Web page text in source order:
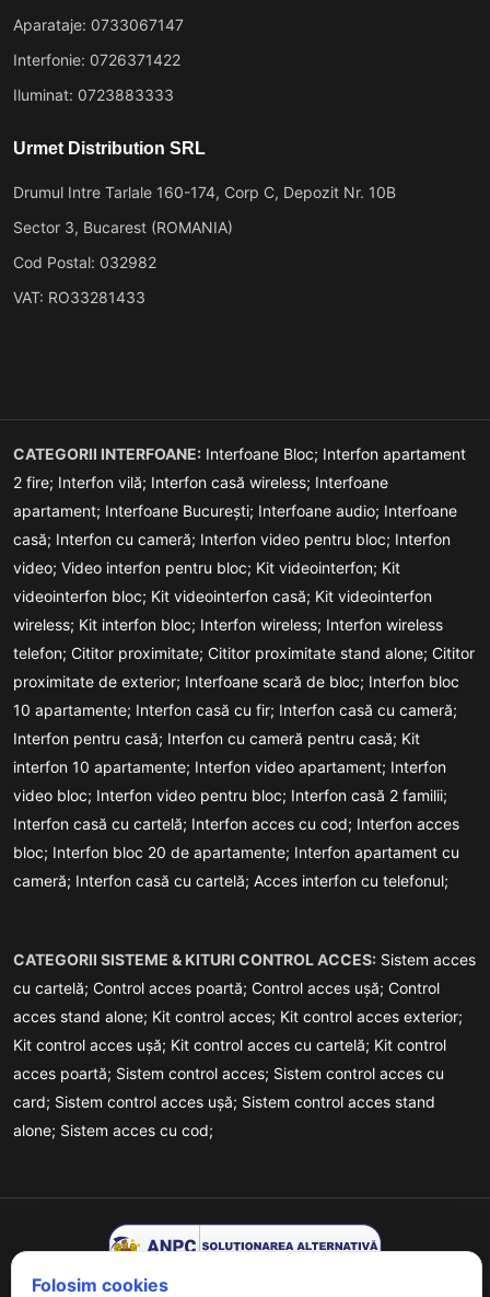
Aparataje: 0733067147
Interfonie: 0726371422
Iluminat: 0723883333
Urmet Distribution SRL
Drumul Intre Tarlale 160-174, Corp C, Depozit Nr. 10B
Sector 3, Bucarest (ROMANIA)
Cod Postal: 032982
VAT: RO33281433
CATEGORII INTERFOANE: Interfoane Bloc; Interfon apartament
2 fire; Interfon vilă; Interfon casă wireless; Interfoane
apartament; Interfoane București; Interfoane audio; Interfoane
casă; Interfon cu cameră; Interfon video pentru bloc; Interfon
video; Video interfon pentru bloc; Kit videointerfon; Kit
videointerfon bloc; Kit videointerfon casă; Kit videointerfon
wireless; Kit interfon bloc; Interfon wireless; Interfon wireless
telefon; Cititor proximitate; Cititor proximitate stand alone; Cititor
proximitate de exterior; Interfoane scară de bloc; Interfon bloc
10 apartamente; Interfon casă cu fir; Interfon casă cu cameră;
Interfon pentru casă; Interfon cu cameră pentru casă; Kit
interfon 10 apartamente; Interfon video apartament; Interfon
video bloc; Interfon video pentru bloc; Interfon casă 2 familii;
Interfon casă cu cartelă; Interfon acces cu cod; Interfon acces
bloc; Interfon bloc 20 de apartamente; Interfon apartament cu
cameră; Interfon casă cu cartelă; Acces interfon cu telefonul;
CATEGORII SISTEME & KITURI CONTROL ACCES: Sistem acces
cu cartelă; Control acces poartă; Control acces ușă; Control
acces stand alone; Kit control acces; Kit control acces exterior;
Kit control acces ușă; Kit control acces cu cartelă; Kit control
acces poartă; Sistem control acces; Sistem control acces cu
card; Sistem control acces ușă; Sistem control acces stand
alone; Sistem acces cu cod;
Folosim cookies